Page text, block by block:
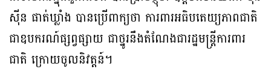
ស៊ីន ផាត់ឃ្លាំង បានប្រើពាក្យថា ការពារអធិបតេយ្យភាពជាតិ
ជាឧបករណ៍ផ្សព្វផ្សាយ ជាថ្នូរនឹងតំណែងជារដ្ឋមន្ត្រីការពារ
ជាតិ ក្រោយចូលនិវត្តន៍។